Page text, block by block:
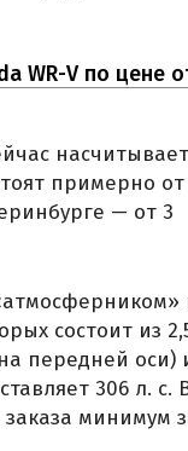
WR-V по цене
насчитывает
примерно от
— от 3
состоит из
передней оси)
306 л. с.
заказа минимум